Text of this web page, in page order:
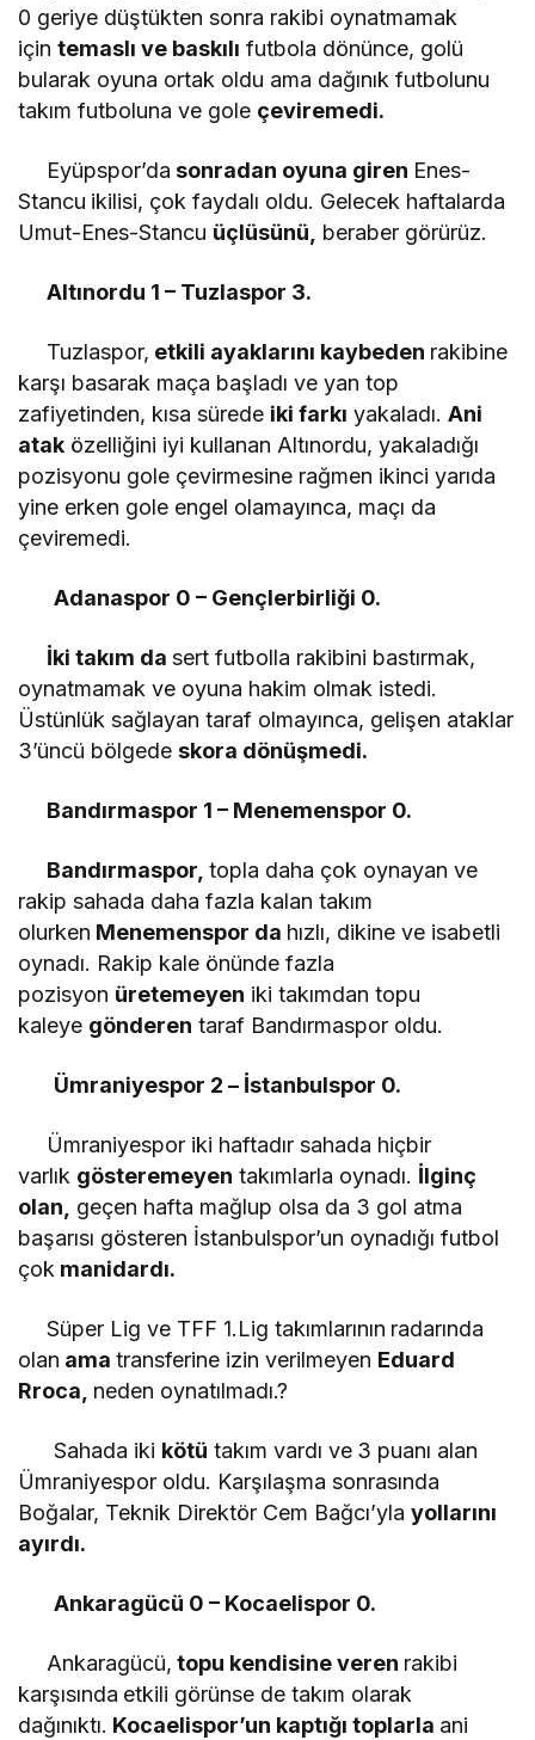
0 geriye düştükten sonra rakibi oynatmamak
içintemaslı ve baskılı futbola dönünce, golü
bularak oyuna ortak oldu ama dağınık futbolunu
takım futboluna ve gole çeviremedi.
Eyüpspor’da sonradan oyuna giren Enes-
Stancu ikilisi, çok faydalı oldu. Gelecek haftalarda
Umut-Enes-Stancu üçlüsünü, beraber görürüz.
Altınordu 1 – Tuzlaspor 3.
Tuzlaspor, etkili ayaklarını kaybeden rakibine
karşı basarak maça başladı ve yan top
zafiyetinden, kısa sürede iki farkı yakaladı.Ani
atak özelliğini iyi kullanan Altınordu, yakaladığı
pozisyonu gole çevirmesine rağmen ikinci yarıda
yine erken gole engel olamayınca, maçı da
çeviremedi.
Adanaspor 0 – Gençlerbirliği 0.
İki takım dasert futbolla rakibini bastırmak,
oynatmamak ve oyuna hakim olmak istedi.
Üstünlük sağlayan taraf olmayınca, gelişen ataklar
3’üncü bölgedeskora dönüşmedi.
Bandırmaspor 1 – Menemenspor 0.
Bandırmaspor,topla daha çok oynayan ve
rakip sahada daha fazla kalan takım
olurken Menemenspor da hızlı, dikine ve isabetli
oynadı. Rakip kale önünde fazla
pozisyon üretemeyen iki takımdan topu
kaleye gönderen taraf Bandırmaspor oldu.
Ümraniyespor 2 – İstanbulspor 0.
Ümraniyespor iki haftadır sahada hiçbir
varlık gösteremeyen takımlarla oynadı. İlginç
olan,
geçen hafta mağlup olsa da 3 gol atma
başarısı gösteren İstanbulspor’un oynadığı futbol
çok manidardı.
Süper Lig ve TFF 1.Lig takımlarının radarında
olan amatransferine izin verilmeyen Eduard
Rroca, neden oynatılmadı.?
Sahada iki kötü takım vardı ve 3 puanı alan
Ümraniyespor oldu. Karşılaşma sonrasında
Boğalar, Teknik Direktör Cem Bağcı’ylayollarını
ayırdı.
Ankaragücü 0 – Kocaelispor 0.
Ankaragücü, topu kendisine veren rakibi
karşısında etkili görünse de takım olarak
dağınıktı. Kocaelispor’un kaptığı toplarla ani